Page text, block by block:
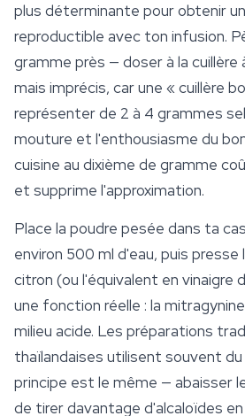
plus déterminante pour obtenir
reproductible avec ton infusion.
gramme près — doser à la
mais imprécis, car une « cuillère
représenter de 2 à 4 grammes
mouture et l'enthousiasme du
cuisine au dixième de gramme
et supprime l'approximation.
Place la poudre pesée dans ta
environ 500 ml d'eau, puis presse
citron (ou l'équivalent en vinaigre
une fonction réelle : la
milieu acide. Les préparations
thaïlandaises utilisent souvent
principe est le même — abaisser
de tirer davantage d'alcaloïdes